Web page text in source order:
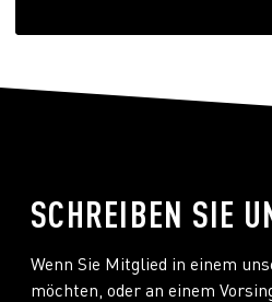
SCHREIBEN SIE
Wenn Sie Mitglied in einem
möchten, oder an einem